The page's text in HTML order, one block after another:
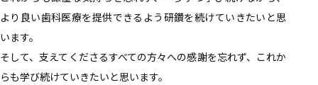
より良い歯科医療を提供できるよう研鑽を続けていきたいと思
います。
そして、支えてくださるすべての方々への感謝を忘れず、これか
らも学び続けていきたいと思います。